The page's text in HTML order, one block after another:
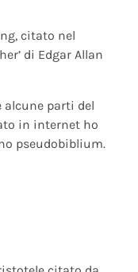
citato nel
di Edgar Allan
alcune parti del
in internet ho
pseudobiblium.